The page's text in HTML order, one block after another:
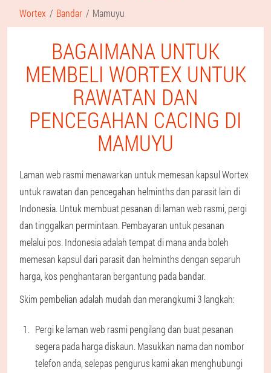
Wortex Bandar Mamuyu
BAGAIMANA UNTUK
MEMBELI WORTEX UNTUK
RAWATAN DAN
PENCEGAHAN CACING DI
MAMUYU
Laman web rasmi menawarkan untuk memesan kapsul Wortex
untuk rawatan dan pencegahan helminths dan parasit lain di
Indonesia. Untuk membuat pesanan di laman web rasmi, pergi
dan tinggalkan permintaan. Pembayaran untuk pesanan
melalui pos. Indonesia adalah tempat di mana anda boleh
memesan kapsul dari parasit dan helminths dengan separuh
harga, kos penghantaran bergantung pada bandar.
Skim pembelian adalah mudah dan merangkumi 3 langkah:
Pergi ke laman web rasmi pengilang dan buat pesanan
segera pada harga diskaun. Masukkan nama dan nombor
telefon anda, selepas pengurus kami akan menghubungi